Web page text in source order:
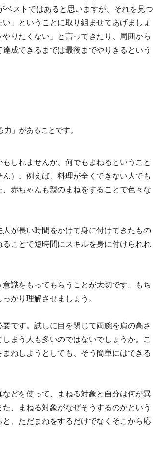
ベストではあると思いますが、それを見つ
」ということに取り組ませてあげましょ
りたくない」と言ってきたり、周囲から
成できるまでは最後までやりきるという
」があることです。
しれませんが、何でもまねるということ
）。例えば、料理が全くできない人でも
赤ちゃんも親のまねをすることで色々な
が長い時間をかけて身に付けてきたもの
ことで短時間にスキルを身に付けられれ
識をもってもらうことが大切です。もち
かり理解させましょう。
です。試しに目を閉じて両腕を肩の高さ
まう人も多いのではないでしょうか。こ
ねしようとしても、そう簡単にはできる
どを使って、まねる対象と自分は何が異
、まねる対象がなぜそうするのかという
、ただまねをするだけでなくそこから応